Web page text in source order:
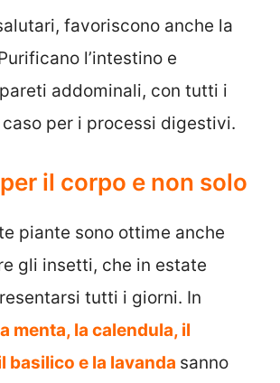
favoriscono anche la
l’intestino e
addominali, con tutti i
per i processi digestivi.
il corpo e non solo
piante sono ottime anche
gli insetti, che in estate
tutti i giorni. In
menta, la calendula, il
basilico e la lavanda sanno